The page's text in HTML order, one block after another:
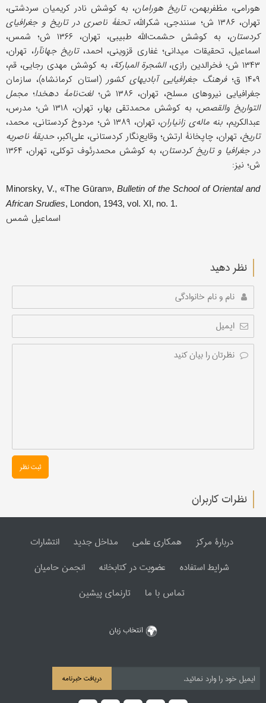
هورامی، مظفربهمن،تاریخ هورامان، به کوشش نادر کریمیان سردشتی،
تهران، ۱۳۸۶ ش؛ سنندجی‌، شکرالله‌،
تحفۀ ناصری‌ در تاریخ‌ و جغرافیای‌
کردستان
، به‌ کوشش‌ حشمت‌الله‌ طبیبی‌، تهران‌، ۱۳۶۶ ش؛‌ شمس،
اسماعیل، تحقیقات میدانی؛ غفاری قزوینی، احمد،تاریخ جهان‎آرا ، تهران،
۱۳۴۳ ش؛ فخرالدین رازی،
الشجرة المبارکة، به کوشش مهدی رجایی، قم،
۱۴۰۹ ق؛
فرهنگ‌ جغرافیایی‌ آبادیهای‌ کشور (استان کرمانشاه)، سازمان‌
جغرافیایی‌ نیروهای‌ مسلح‌، تهران‌، ۱۳۸۶ ش؛
لغت‌نامۀ دهخدا؛ مجمل
التواریخ والقصص
، به ‌کوشش محمد‌تقی بهار، تهران، ۱۳۱۸ ش؛ مدرس،
عبدالکریم، بنه ماله‌ی زانیاران، تهران، ۱۳۸۹ ش؛ مردوخ کردستانی، محمد،
تاریخ، تهران، چاپخانۀ ارتش؛ وقایع‌نگار کردستانی، علی‌اکبر،حدیقۀ ناصریه
در جغرافیا و تاریخ کردستان
، به کوشش محمدرئوف توکلی، تهران، ۱۳۶۴
ش؛ نیز:
Minorsky, V., «The Gūran», Bulletin of the School of Oriental and
African Srudies, London, 1943, vol. XI, no. 1.
اسماعیل شمس
نظر دهید
ثبت نظر
نظرات کاربران
دربارۀ مرکز همکاری علمی مداخل جدید
انتشارات
شرایط استفاده
عضویت در کتابخانه
انجمن حامیان
تماس با ما
تارنمای پیشین
انتخاب زبان
دریافت خبرنامه